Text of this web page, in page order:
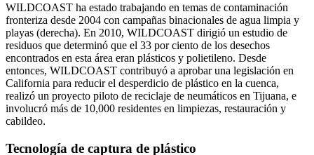
WILDCOAST ha estado trabajando en temas de contaminación
fronteriza desde 2004 con campañas binacionales de agua limpia y
playas (derecha). En 2010, WILDCOAST dirigió un estudio de
residuos que determinó que el 33 por ciento de los desechos
encontrados en esta área eran plásticos y polietileno. Desde
entonces, WILDCOAST contribuyó a aprobar una legislación en
California para reducir el desperdicio de plástico en la cuenca,
realizó un proyecto piloto de reciclaje de neumáticos en Tijuana, e
involucró más de 10,000 residentes en limpiezas, restauración y
cabildeo.
Tecnología de captura de plástico